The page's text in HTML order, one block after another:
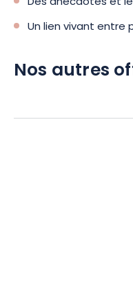
Un lien vivant entre
Nos autres